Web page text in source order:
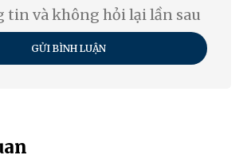
tin và không hỏi lại lần sau
GỬI BÌNH LUẬN